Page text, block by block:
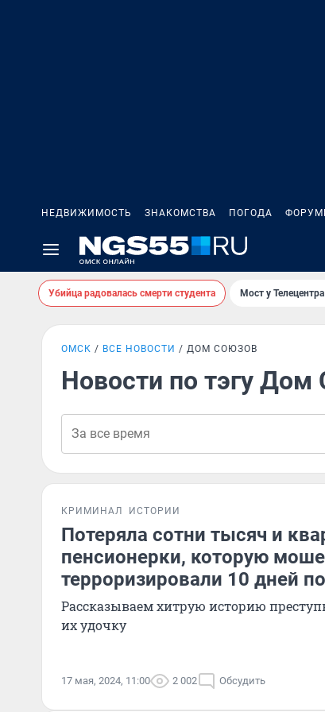
НЕДВИЖИМОСТЬ ЗНАКОМСТВА ПОГОДА
Убийца радовалась смерти студента Мост у
ОМСК ВСЕ НОВОСТИ ДОМ СОЮЗОВ
Новости по тэгу Дом
КРИМИНАЛ ИСТОРИИ
Потеряла сотни тысяч и
пенсионерки, которую
терроризировали 10 дней
Рассказываем хитрую историю
их удочку
17 мая, 2024, 11:00 2 002 Обсудить